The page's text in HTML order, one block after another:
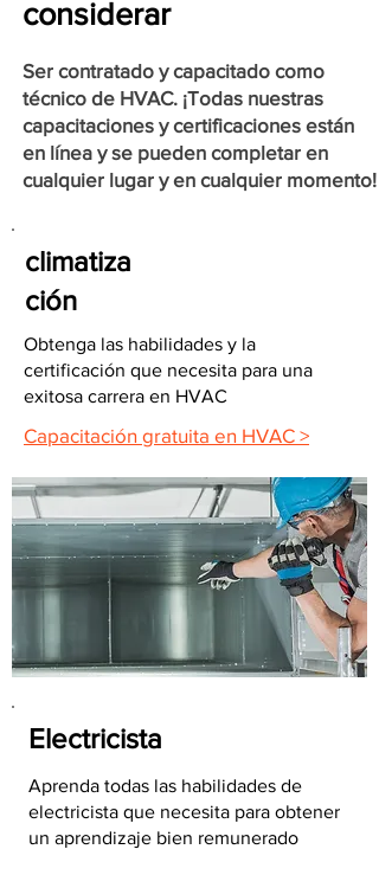
considerar
Ser contratado y capacitado como
técnico de HVAC. ¡Todas nuestras
capacitaciones y certificaciones están
en línea y se pueden completar en
cualquier lugar y en cualquier momento!
climatiza
ción
Obtenga las habilidades y la
certificación que necesita para una
exitosa carrera en HVAC
Capacitación gratuita en HVAC >
Electricista
Aprenda todas las habilidades de
electricista que necesita para obtener
un aprendizaje bien remunerado